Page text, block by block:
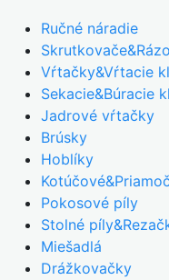
Ručné náradie
Vŕtačky&Vŕtacie
Sekacie&Búracie
Jadrové vŕtačky
Brúsky
Hoblíky
Pokosové píly
Stolné
Miešadlá
Drážkovačky